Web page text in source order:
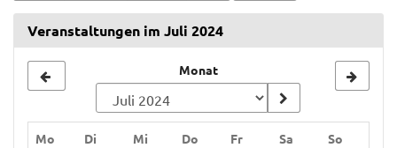
Veranstaltungen im Juli 2024
Monat
Mo Montag
Di Dienstag
Mi Mittwoch
Do Donnerstag
FrFreitagSa Samstag
So